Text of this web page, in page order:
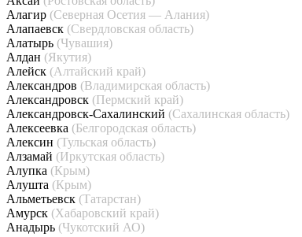
Алагир (Северная Осетия — Алания)
Алапаевск (Свердловская область)
Алатырь (Чувашия)
Алдан (Якутия)
Алейск (Алтайский край)
Александров (Владимирская область)
Александровск (Пермский край)
Александровск-Сахалинский (Сахалинская область)
Алексеевка (Белгородская область)
Алексин (Тульская область)
Алзамай (Иркутская область)
Алупка (Крым)
Алушта (Крым)
Альметьевск (Татарстан)
Амурск (Хабаровский край)
Анадырь (Чукотский АО)